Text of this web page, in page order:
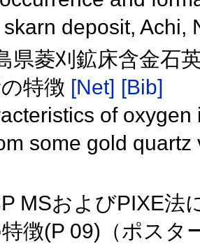
deposit, Achi,
県菱刈鉱床含金石
特徴 [Net] [Bib]
of
some gold
MSおよびPIXE法
徴(P 09)（ポスタ